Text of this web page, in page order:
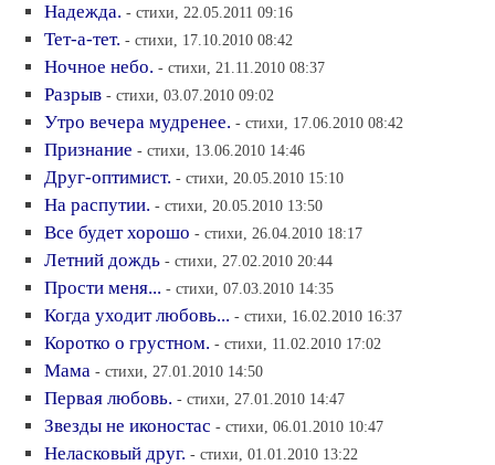
Надежда. - стихи, 22.05.2011 09:16
Тет-а-тет. - стихи, 17.10.2010 08:42
Ночное небо. - стихи, 21.11.2010 08:37
Разрыв - стихи, 03.07.2010 09:02
Утро вечера мудренее. - стихи, 17.06.2010 08:42
Признание - стихи, 13.06.2010 14:46
Друг-оптимист. - стихи, 20.05.2010 15:10
На распутии. - стихи, 20.05.2010 13:50
Все будет хорошо - стихи, 26.04.2010 18:17
Летний дождь - стихи, 27.02.2010 20:44
Прости меня... - стихи, 07.03.2010 14:35
Когда уходит любовь... - стихи, 16.02.2010 16:37
Коротко о грустном. - стихи, 11.02.2010 17:02
Мама - стихи, 27.01.2010 14:50
Первая любовь. - стихи, 27.01.2010 14:47
Звезды не иконостас - стихи, 06.01.2010 10:47
Неласковый друг. - стихи, 01.01.2010 13:22